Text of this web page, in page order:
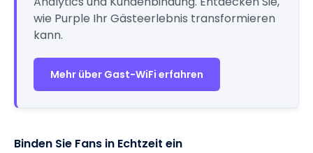
wie Purple Ihr Gästeerlebnis transformieren
kann.
Mehr über Gast-WiFi erfahren
Binden Sie Fans in Echtzeit ein